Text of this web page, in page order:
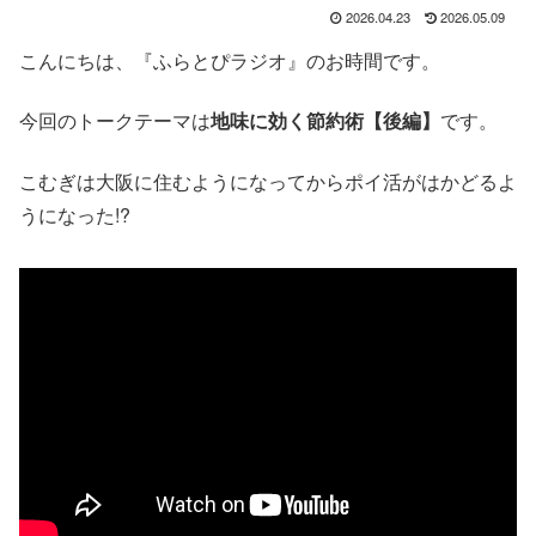
2026.04.23 2026.05.09
こんにちは、『ふらとぴラジオ』のお時間です。
今回のトークテーマは地味に効く節約術【後編】 です。
こむぎは大阪に住むようになってからポイ活がはかどるよ
うになった!?